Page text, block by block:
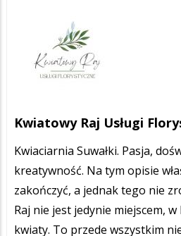
Kwiatowy Raj Usługi
Kwiaciarnia Suwałki. Pasja,
kreatywność. Na tym opisie
zakończyć, a jednak tego nie
Raj nie jest jedynie miejscem,
kwiaty. To przede wszystkim